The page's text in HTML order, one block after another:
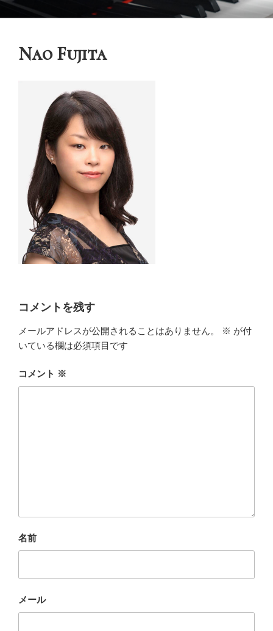
ン
御木本メソッド
脳や筋肉をトレーニングしながら奏法を学び、美しい音と自然で優れた
Nao Fujita
コメントを残す
メールアドレスが公開されることはありません。 ※ が付
いている欄は必須項目です
コメント ※
名前
メール